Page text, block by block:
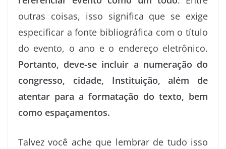
outras coisas, isso significa que se exige
especificar a fonte bibliográfica com o título
do evento, o ano e o endereço eletrônico.
Portanto, deve-se incluir a numeração do
congresso, cidade, Instituição, além de
atentar para a formatação do texto, bem
como espaçamentos.
Talvez você ache que lembrar de tudo isso